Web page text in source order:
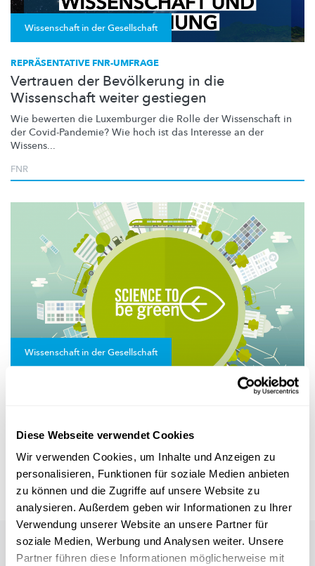
Diese Webseite verwendet Cookies
Wir verwenden Cookies, um Inhalte und Anzeigen zu
personalisieren, Funktionen für soziale Medien anbieten
zu können und die Zugriffe auf unsere Website zu
analysieren. Außerdem geben wir Informationen zu Ihrer
Verwendung unserer Website an unsere Partner für
soziale Medien, Werbung und Analysen weiter. Unsere
Partner führen diese Informationen möglicherweise mit
Wissenschaft in der Gesellschaft
REPRÄSENTATIVE FNR-UMFRAGE
Vertrauen der Bevölkerung in die
Wissenschaft weiter gestiegen
Wie bewerten die Luxemburger die Rolle der Wissenschaft in
der Covid-Pandemie? Wie hoch ist das Interesse an der
Wissens...
FNR
Wissenschaft in der Gesellschaft
Am 17. November 2020 findet die nächste interaktive Konferenz
„So you think you’re green” statt (online). Diese konzentr...
FNR
Auch in dieser Rubrik